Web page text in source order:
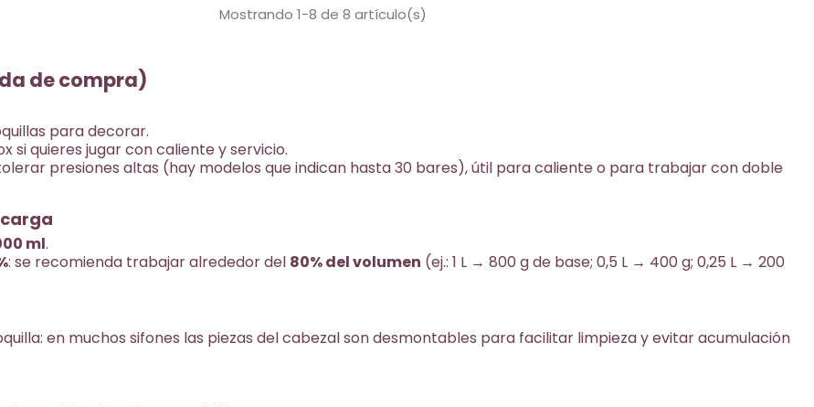
24.
Compatibilidad: cargas N₂O (no
incluidas). Compra tus cargas:
fabricado en acero inoxidable
Mostrando 1-8 de 8 artículo(s)
de compra)
para decorar.
si quieres jugar con caliente y servicio.
presiones altas (hay modelos que indican hasta 30 bares), útil para caliente o para trabajar con doble
ml.
: se recomienda trabajar alrededor del 80% del volumen (ej.: 1 L → 800 g de base; 0,5 L → 400 g; 0,25 L → 200
en muchos sifones las piezas del cabezal son desmontables para facilitar limpieza y evitar acumulación